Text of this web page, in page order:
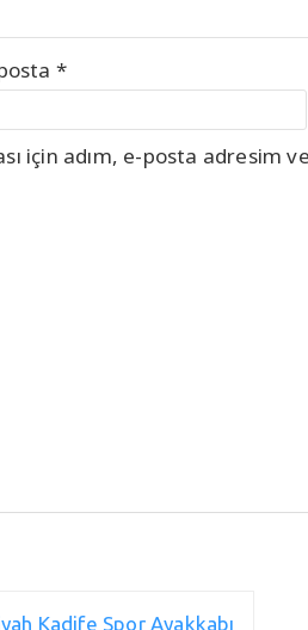
*
için adım, e-posta adresim